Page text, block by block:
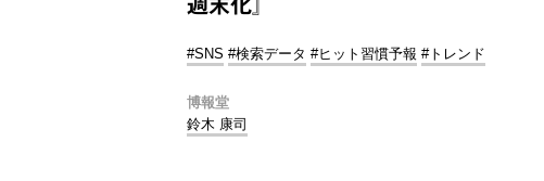
週末化』
#SNS #検索データ #ヒット習慣予報 #トレンド
博報堂
鈴木 康司